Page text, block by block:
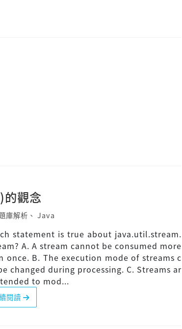
觀念
庫解析 、 Java
statement is true about java.util.stream.
A. A stream cannot be consumed more
once. B. The execution mode of streams c
changed during processing. C. Streams ar
to mod...
閱讀